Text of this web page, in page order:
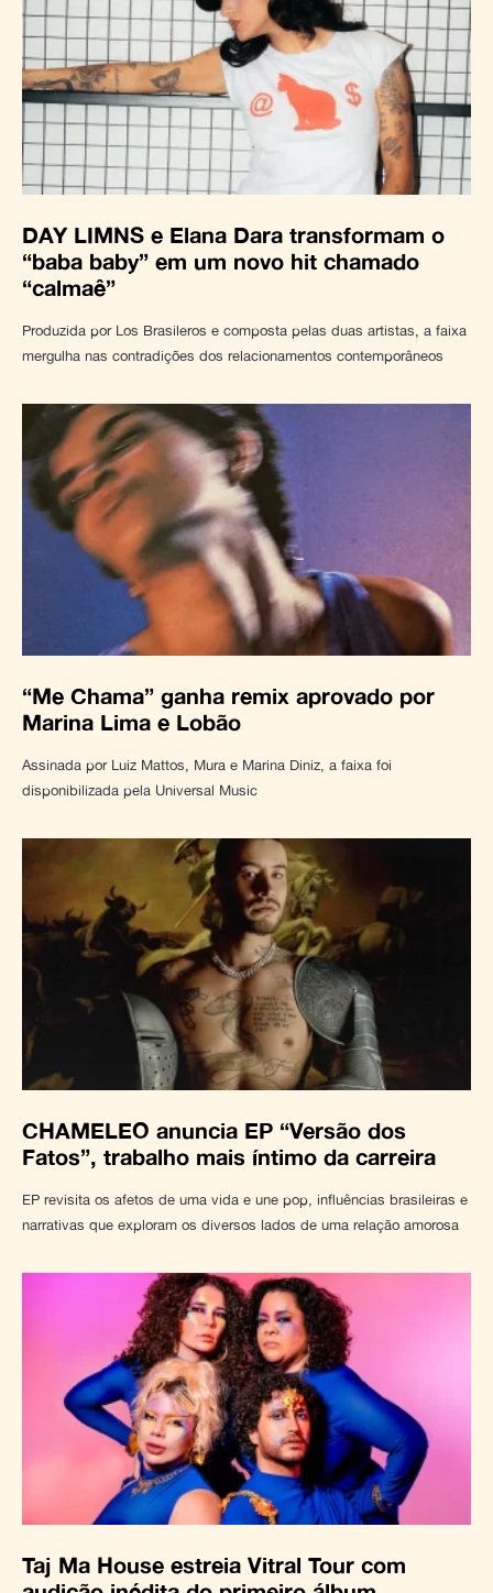
DAY LIMNS e Elana Dara transformam o
“baba baby” em um novo hit chamado
“calmaê”
Produzida por Los Brasileros e composta pelas duas artistas, a faixa
mergulha nas contradições dos relacionamentos contemporâneos
“Me Chama” ganha remix aprovado por
Marina Lima e Lobão
Assinada por Luiz Mattos, Mura e Marina Diniz, a faixa foi
disponibilizada pela Universal Music
CHAMELEO anuncia EP “Versão dos
Fatos”, trabalho mais íntimo da carreira
EP revisita os afetos de uma vida e une pop, influências brasileiras e
narrativas que exploram os diversos lados de uma relação amorosa
Taj Ma House estreia Vitral Tour com